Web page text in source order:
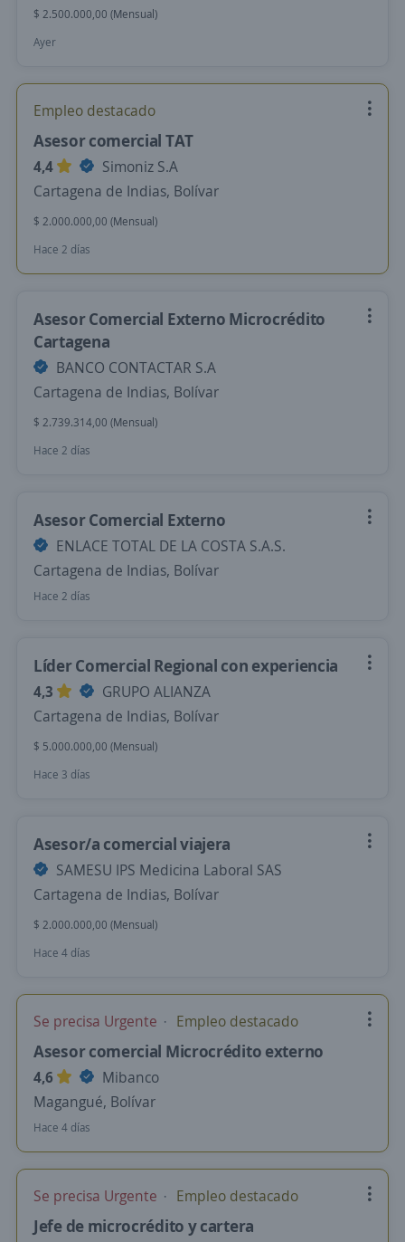
$ 2.500.000,00 (Mensual)
Ayer
Empleo destacado
Asesor comercial TAT
4,4
Simoniz S.A
Cartagena de Indias, Bolívar
$ 2.000.000,00 (Mensual)
Hace 2 días
Asesor Comercial Externo Microcrédito
Cartagena
BANCO CONTACTAR S.A
Cartagena de Indias, Bolívar
$ 2.739.314,00 (Mensual)
Hace 2 días
Asesor Comercial Externo
ENLACE TOTAL DE LA COSTA S.A.S.
Cartagena de Indias, Bolívar
Hace 2 días
Líder Comercial Regional con experiencia
4,3
GRUPO ALIANZA
Cartagena de Indias, Bolívar
$ 5.000.000,00 (Mensual)
Hace 3 días
Asesor/a comercial viajera
SAMESU IPS Medicina Laboral SAS
Cartagena de Indias, Bolívar
$ 2.000.000,00 (Mensual)
Hace 4 días
Se precisa Urgente Empleo destacado
Asesor comercial Microcrédito externo
4,6
Mibanco
Magangué, Bolívar
Hace 4 días
Se precisa Urgente Empleo destacado
Jefe de microcrédito y cartera